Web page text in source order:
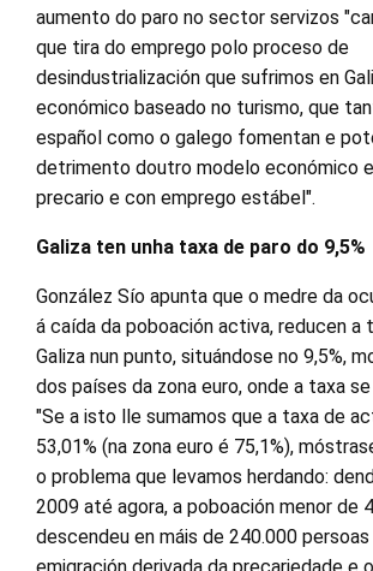
aumento do paro no sector servizos
que tira do emprego polo proceso de
desindustrialización que sufrimos en
económico baseado no turismo, que
español como o galego fomentan e
detrimento doutro modelo económico
precario e con emprego estábel".
Galiza ten unha taxa de paro do 9,5%
González Sío apunta que o medre da
á caída da poboación activa, reducen a
Galiza nun punto, situándose no 9,5%,
dos países da zona euro, onde a taxa
"Se a isto lle sumamos que a taxa de
53,01% (na zona euro é 75,1%),
o problema que levamos herdando:
2009 até agora, a poboación menor de
descendeu en máis de 240.000